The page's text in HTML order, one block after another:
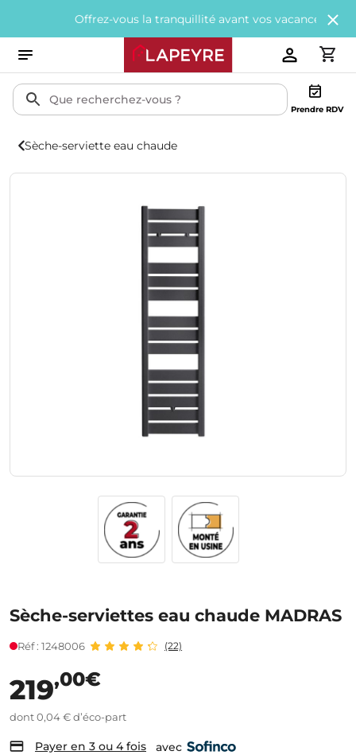
Offrez-vous la tranquillité avant vos vacances avec200€
Prendre RDV
Sèche-serviette eau chaude
Sèche-serviettes eau chaude MADRAS
Réf : 1248006 (22)
219,00€
dont 0,04 € d’éco-part
Payer en 3 ou 4 fois avec